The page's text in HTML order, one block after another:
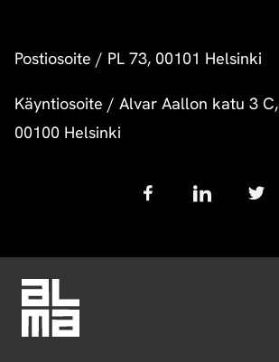
Postiosoite / PL 73, 00101 Helsinki
Käyntiosoite / Alvar Aallon katu 3 C,
00100 Helsinki